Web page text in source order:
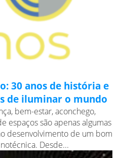
30 anos de história e
de iluminar o mundo
bem-estar, aconchego,
espaços são apenas algumas
desenvolvimento de um bom
Desde...